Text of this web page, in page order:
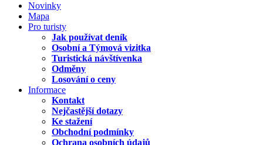
Novinky
Mapa
Pro turisty
Jak používat deník
Osobní a Týmová vizitka
Turistická návštívenka
Odměny
Losování o ceny
Informace
Kontakt
Nejčastější dotazy
Ke stažení
Obchodní podmínky
Ochrana osobních údajů